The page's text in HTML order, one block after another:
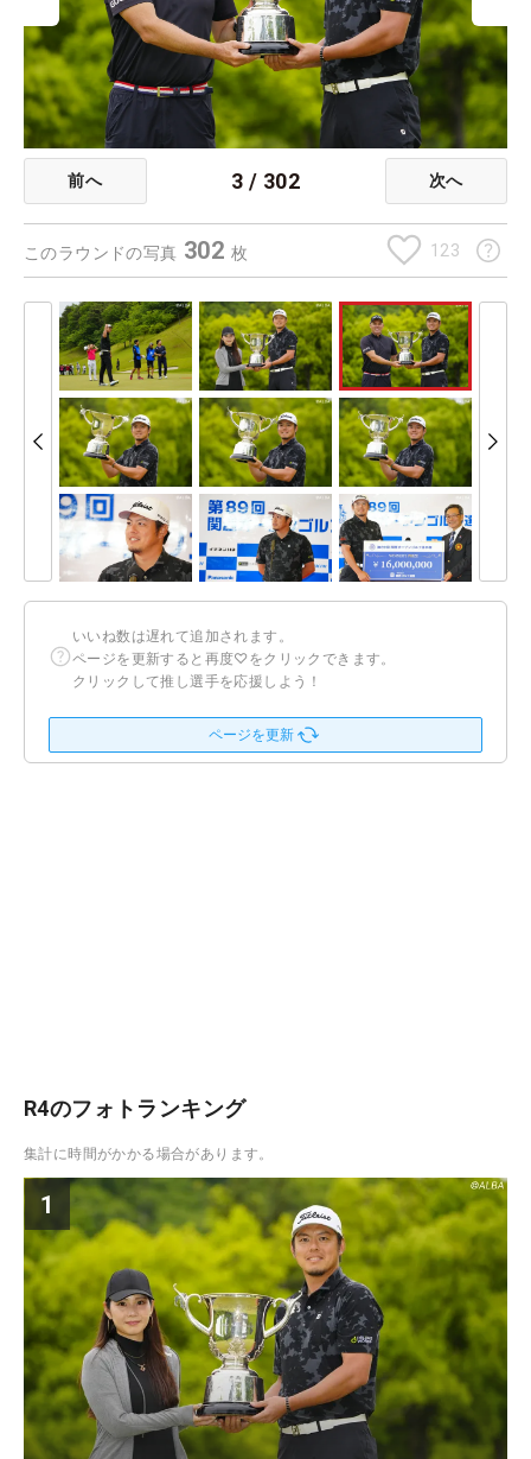
前へ 3 / 302 次へ
このラウンドの写真 302 枚 123
いいね数は遅れて追加されます。
ページを更新すると再度♡をクリックできます。
クリックして推し選手を応援しよう！
ページを更新
R4のフォトランキング
集計に時間がかかる場合があります。
1